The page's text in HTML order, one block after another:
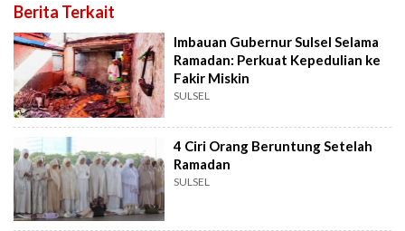
Berita Terkait
Imbauan Gubernur Sulsel Selama
Ramadan: Perkuat Kepedulian ke
Fakir Miskin
SULSEL
4 Ciri Orang Beruntung Setelah
Ramadan
SULSEL